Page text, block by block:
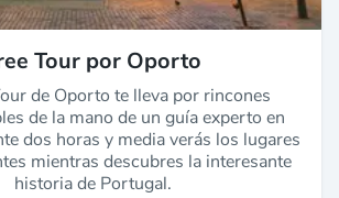
Tour por Oporto
de Oporto te lleva por rincones
de la mano de un guía experto en
dos horas y media verás los lugares
mientras descubres la interesante
historia de Portugal.